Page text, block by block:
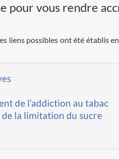
pour vous rendre
liens possibles ont été établis
de l’addiction au tabac
de la limitation du sucre